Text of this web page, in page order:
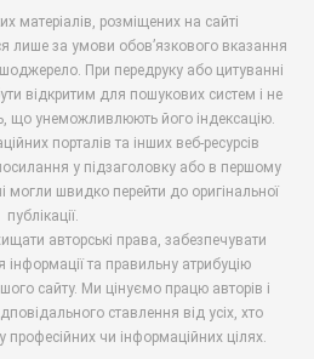
матеріалів, розміщених на сайті
лише за умови обов’язкового вказання
При передруку або цитуванні
відкритим для пошукових систем і не
що унеможливлюють його індексацію.
порталів та інших веб-ресурсів
у підзаголовку або в першому
могли швидко перейти до оригінальної
публікації.
авторські права, забезпечувати
інформації та правильну атрибуцію
сайту. Ми цінуємо працю авторів і
ставлення від усіх, хто
професійних чи інформаційних цілях.